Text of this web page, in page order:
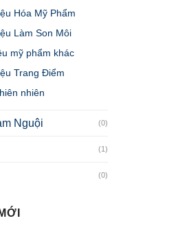
Hóa Mỹ Phẩm
Làm Son Môi
mỹ phẩm khác
Trang Điểm
nhiên
Nguội (0)
(1)
(0)